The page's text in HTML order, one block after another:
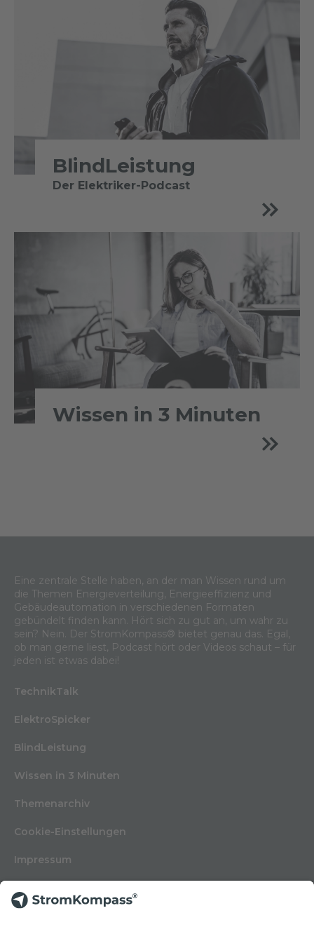
BlindLeistung
Der Elektriker-Podcast
Wissen in 3 Minuten
Eine zentrale Stelle haben, an der man Wissen rund um
die Themen Energieverteilung, Energieeffizienz und
Gebäudeautomation in verschiedenen Formaten
gebündelt finden kann. Hört sich zu gut an, um wahr zu
sein? Nein. Der StromKompass® bietet genau das. Egal,
ob man gerne liest, Podcast hört oder Videos schaut – für
jeden ist etwas dabei!
TechnikTalk
ElektroSpicker
BlindLeistung
Wissen in 3 Minuten
Themenarchiv
Cookie-Einstellungen
Impressum